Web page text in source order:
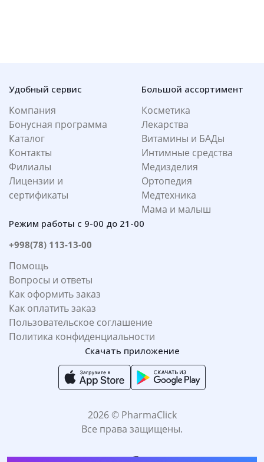
Удобный сервис
Компания
Бонусная программа
Каталог
Контакты
Филиалы
Лицензии и
сертификаты
Большой ассортимент
Косметика
Лекарства
Витамины и БАДы
Интимные средства
Медизделия
Ортопедия
Медтехника
Мама и малыш
Режим работы с 9-00 до 21-00
+998(78) 113-13-00
Помощь
Вопросы и ответы
Как оформить заказ
Как оплатить заказ
Пользовательское соглашение
Политика конфиденциальности
Скачать приложение
2026 © PharmaClick
Все права защищены.